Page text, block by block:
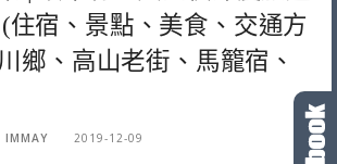
住宿、景點、美食、交通方
鄉、高山老街、馬籠宿、
IMMAY 2019-12-09